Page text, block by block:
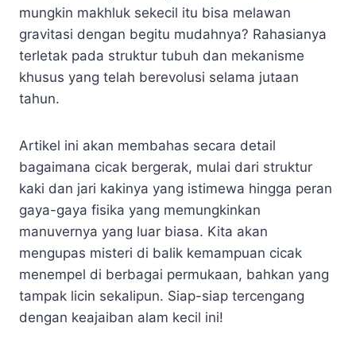
mungkin makhluk sekecil itu bisa melawan
gravitasi dengan begitu mudahnya? Rahasianya
terletak pada struktur tubuh dan mekanisme
khusus yang telah berevolusi selama jutaan
tahun.
Artikel ini akan membahas secara detail
bagaimana cicak bergerak, mulai dari struktur
kaki dan jari kakinya yang istimewa hingga peran
gaya-gaya fisika yang memungkinkan
manuvernya yang luar biasa. Kita akan
mengupas misteri di balik kemampuan cicak
menempel di berbagai permukaan, bahkan yang
tampak licin sekalipun. Siap-siap tercengang
dengan keajaiban alam kecil ini!